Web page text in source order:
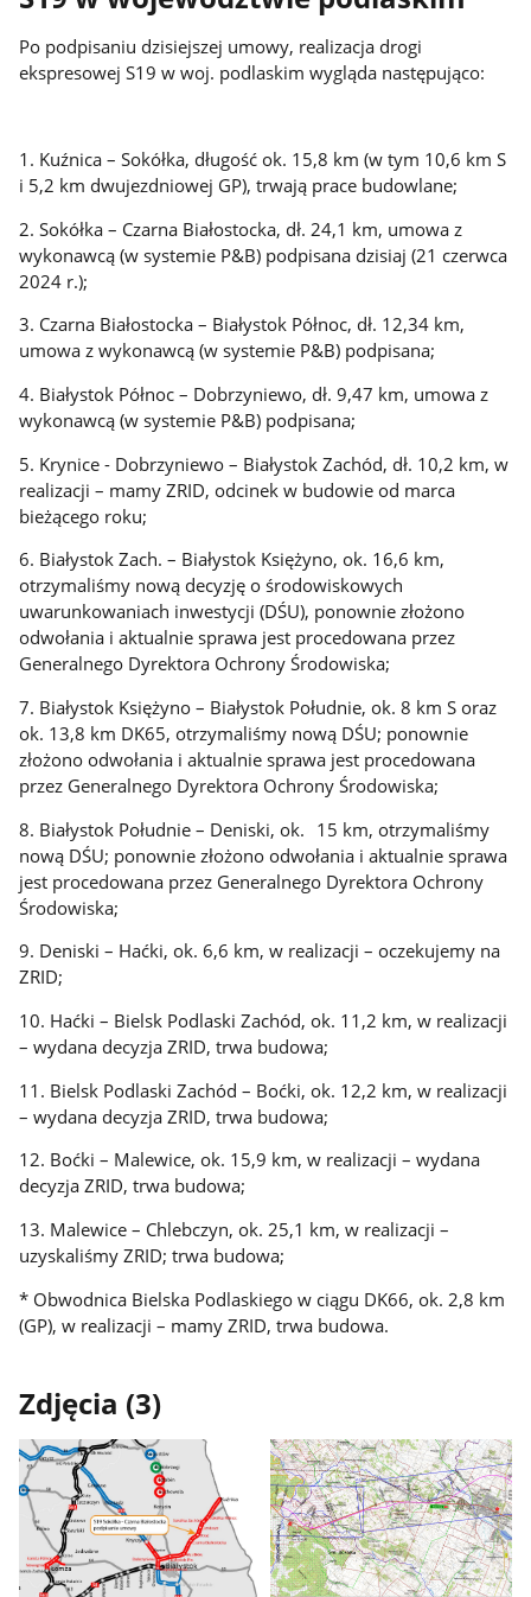
Po podpisaniu dzisiejszej umowy, realizacja drogi
ekspresowej S19 w woj. podlaskim wygląda następująco:
1. Kuźnica – Sokółka, długość ok. 15,8 km (w tym 10,6 km S
i 5,2 km dwujezdniowej GP), trwają prace budowlane;
2. Sokółka – Czarna Białostocka, dł. 24,1 km, umowa z
wykonawcą (w systemie P&B) podpisana dzisiaj (21 czerwca
2024 r.);
3. Czarna Białostocka – Białystok Północ, dł. 12,34 km,
umowa z wykonawcą (w systemie P&B) podpisana;
4. Białystok Północ – Dobrzyniewo, dł. 9,47 km, umowa z
wykonawcą (w systemie P&B) podpisana;
5. Krynice - Dobrzyniewo – Białystok Zachód, dł. 10,2 km, w
realizacji – mamy ZRID, odcinek w budowie od marca
bieżącego roku;
6. Białystok Zach. – Białystok Księżyno, ok. 16,6 km,
otrzymaliśmy nową decyzję o środowiskowych
uwarunkowaniach inwestycji (DŚU), ponownie złożono
odwołania i aktualnie sprawa jest procedowana przez
Generalnego Dyrektora Ochrony Środowiska;
7. Białystok Księżyno – Białystok Południe, ok. 8 km S oraz
ok. 13,8 km DK65, otrzymaliśmy nową DŚU; ponownie
złożono odwołania i aktualnie sprawa jest procedowana
przez Generalnego Dyrektora Ochrony Środowiska;
8. Białystok Południe – Deniski, ok. 15 km, otrzymaliśmy
nową DŚU; ponownie złożono odwołania i aktualnie sprawa
jest procedowana przez Generalnego Dyrektora Ochrony
Środowiska;
9. Deniski – Haćki, ok. 6,6 km, w realizacji – oczekujemy na
ZRID;
10. Haćki – Bielsk Podlaski Zachód, ok. 11,2 km, w realizacji
– wydana decyzja ZRID, trwa budowa;
11. Bielsk Podlaski Zachód – Boćki, ok. 12,2 km, w realizacji
– wydana decyzja ZRID, trwa budowa;
12. Boćki – Malewice, ok. 15,9 km, w realizacji – wydana
decyzja ZRID, trwa budowa;
13. Malewice – Chlebczyn, ok. 25,1 km, w realizacji –
uzyskaliśmy ZRID; trwa budowa;
* Obwodnica Bielska Podlaskiego w ciągu DK66, ok. 2,8 km
(GP), w realizacji – mamy ZRID, trwa budowa.
Zdjęcia (3)